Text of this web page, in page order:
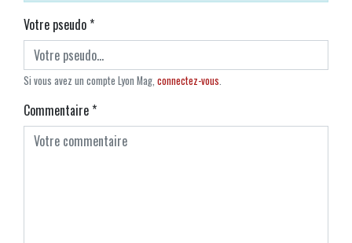
Votre pseudo*
Si vous avez un compte Lyon Mag, connectez-vous.
Commentaire*